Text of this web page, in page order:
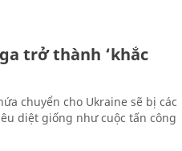
trở thành ‘khắc
chuyển cho Ukraine sẽ bị các
diệt giống như cuộc tấn công